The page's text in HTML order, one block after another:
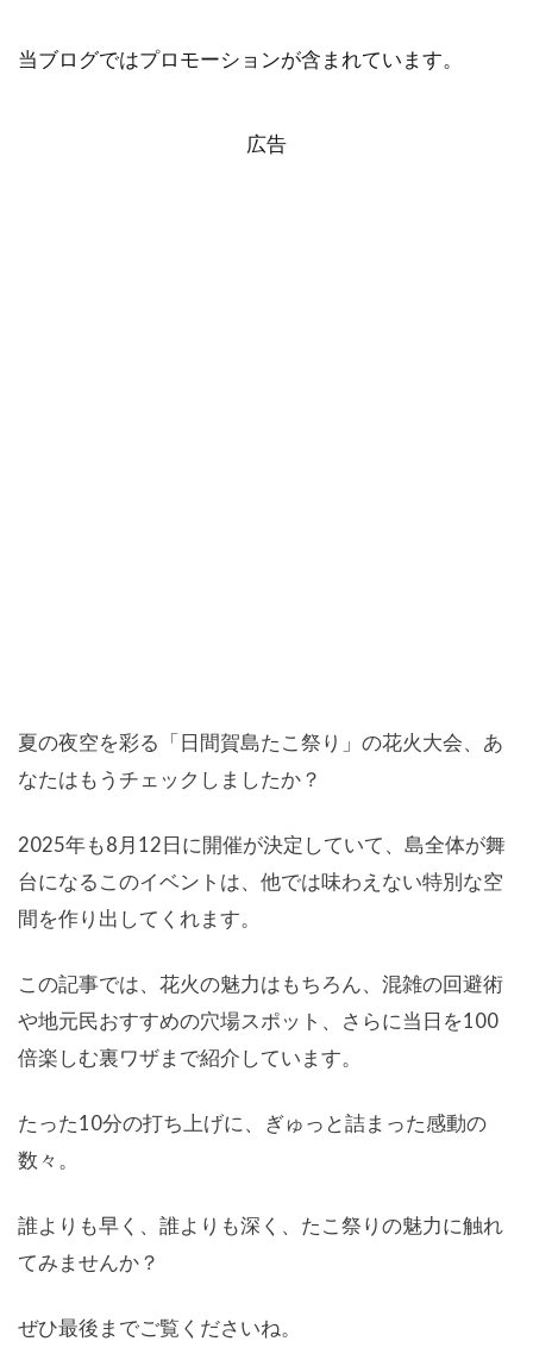
当ブログではプロモーションが含まれています。
広告
夏の夜空を彩る「日間賀島たこ祭り」の花火大会、あ
なたはもうチェックしましたか？
2025年も8月12日に開催が決定していて、島全体が舞
台になるこのイベントは、他では味わえない特別な空
間を作り出してくれます。
この記事では、花火の魅力はもちろん、混雑の回避術
や地元民おすすめの穴場スポット、さらに当日を100
倍楽しむ裏ワザまで紹介しています。
たった10分の打ち上げに、ぎゅっと詰まった感動の
数々。
誰よりも早く、誰よりも深く、たこ祭りの魅力に触れ
てみませんか？
ぜひ最後までご覧くださいね。